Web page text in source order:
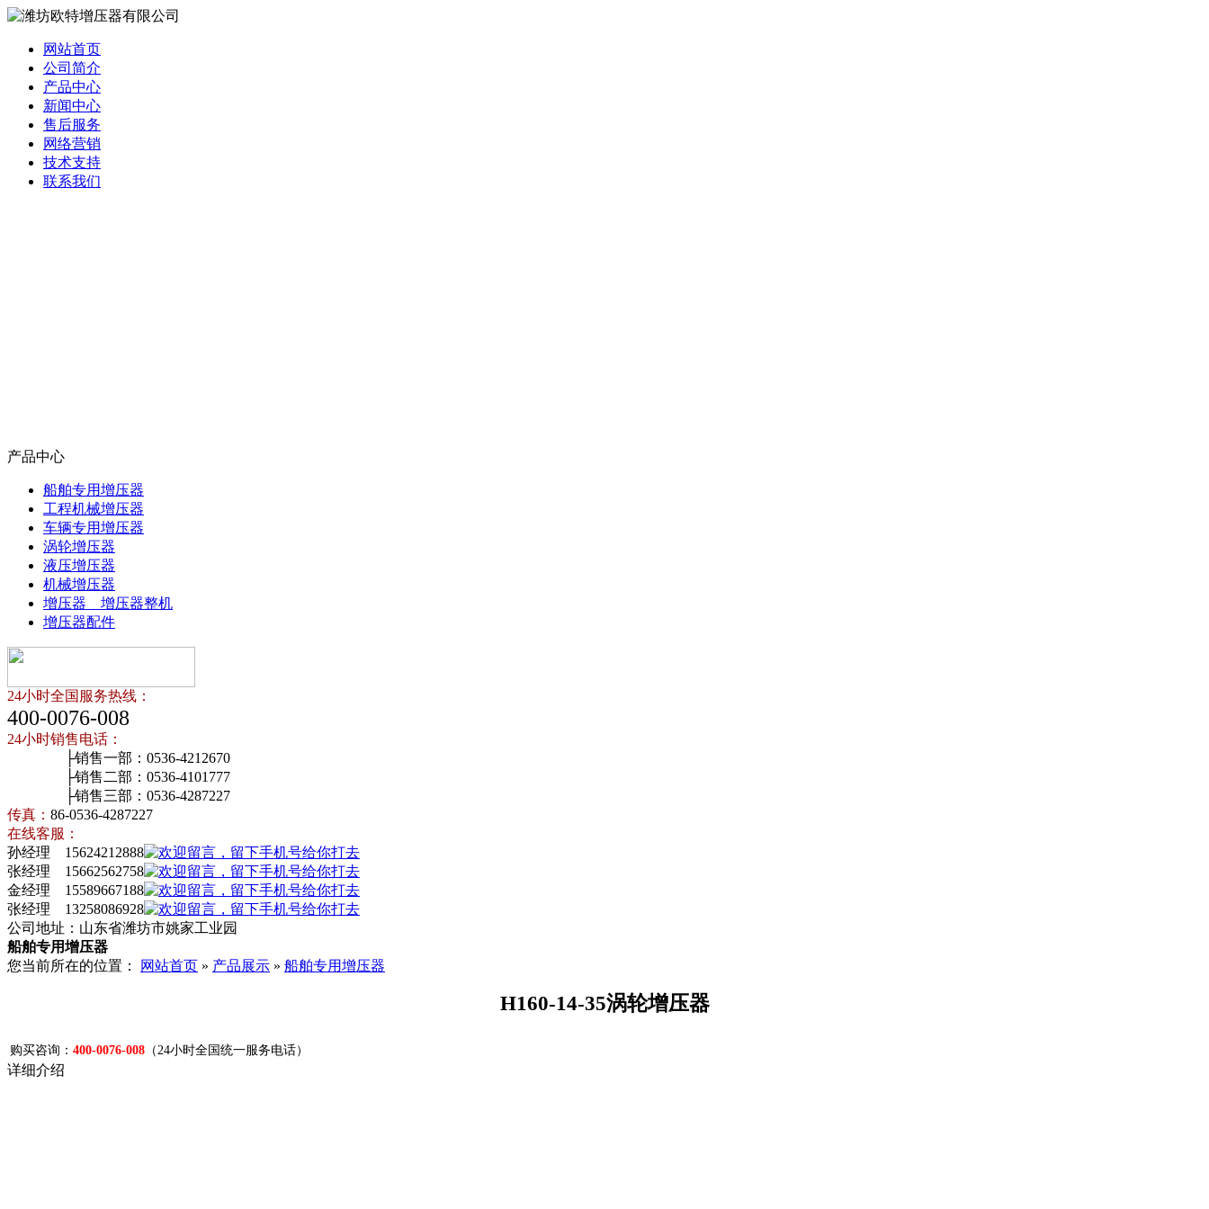
网站首页
公司简介
产品中心
新闻中心
售后服务
网络营销
技术支持
联系我们
产品中心
船舶专用增压器
工程机械增压器
车辆专用增压器
涡轮增压器
液压增压器
机械增压器
增压器 增压器整机
增压器配件
24小时全国服务热线：
400-0076-008
24小时销售电话：
├销售一部：0536-4212670
├销售二部：0536-4101777
├销售三部：0536-4287227
传真： 86-0536-4287227
在线客服：
孙经理 15624212888
张经理 15662562758
金经理 15589667188
张经理 13258086928
公司地址：山东省潍坊市姚家工业园
船舶专用增压器
您当前所在的位置：
网站首页 » 产品展示 » 船舶专用增压器
H160-14-35涡轮增压器
购买咨询： 400-0076-008 （24小时全国统一服务电话）
详细介绍